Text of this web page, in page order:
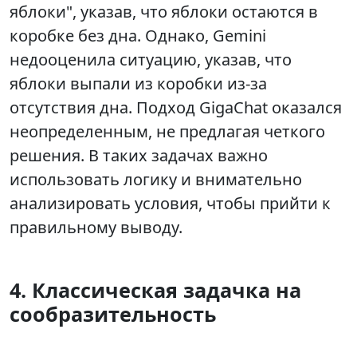
яблоки", указав, что яблоки остаются в
коробке без дна. Однако, Gemini
недооценила ситуацию, указав, что
яблоки выпали из коробки из-за
отсутствия дна. Подход GigaChat оказался
неопределенным, не предлагая четкого
решения. В таких задачах важно
использовать логику и внимательно
анализировать условия, чтобы прийти к
правильному выводу.
4. Классическая задачка на
сообразительность